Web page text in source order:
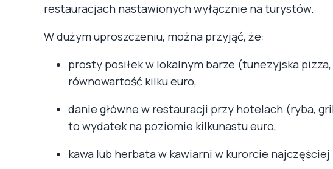
restauracjach nastawionych wyłącznie na turystów.
W dużym uproszczeniu, można przyjąć, że:
prosty posiłek w lokalnym barze (tunezyjska
równowartość kilku euro,
danie główne w restauracji przy hotelach (ryba,
to wydatek na poziomie kilkunastu euro,
kawa lub herbata w kawiarni w kurorcie